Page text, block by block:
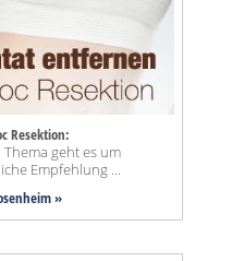
Resektion:
geht es um
Empfehlung ...
»